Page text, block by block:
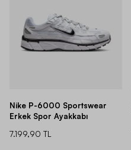
Nike P-6000 Sportswear
Erkek Spor Ayakkabı
7.199,90 TL